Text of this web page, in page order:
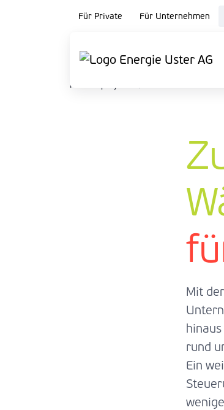
Für Private Für Unternehmen
Für Bauprojekte
Mit
rund
Ein